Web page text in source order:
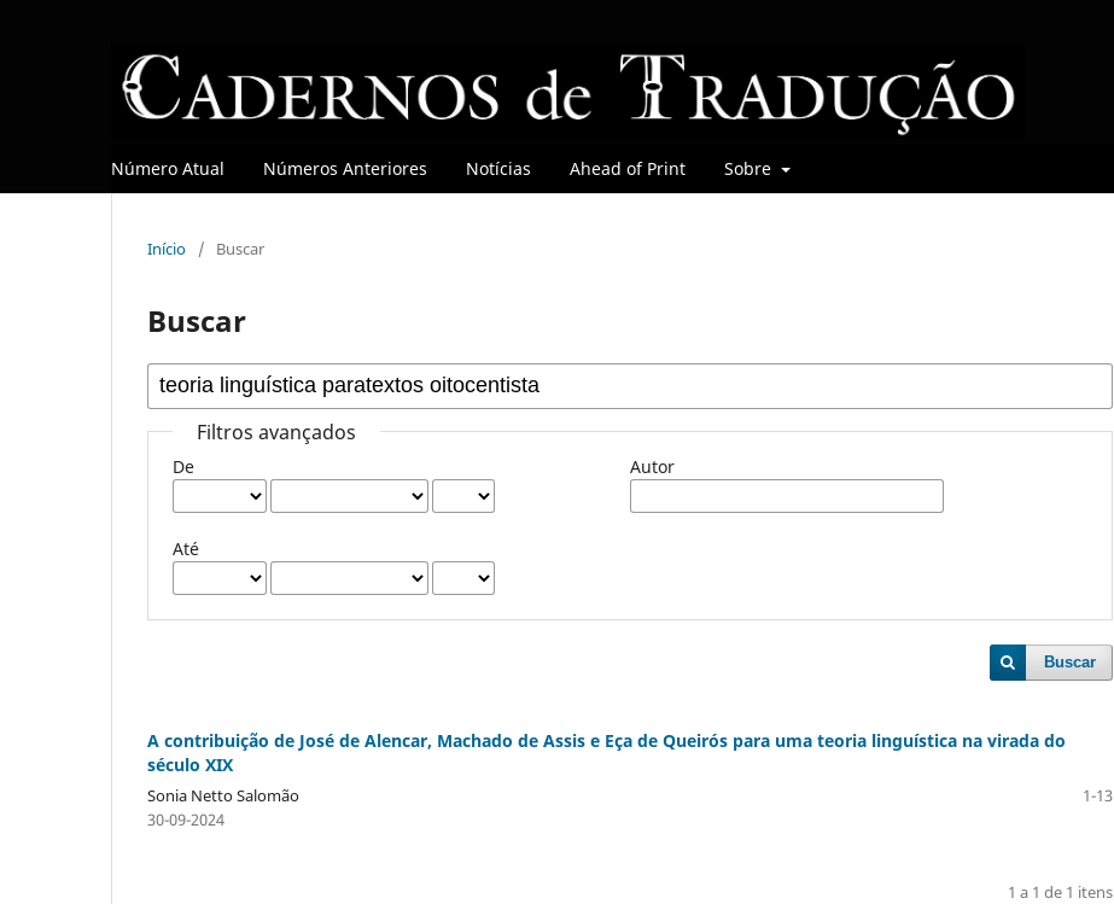
Número Atual Números Anteriores Notícias Ahead of Print Sobre
Início / Buscar
Buscar
Filtros avançados
De
Até
Autor
Buscar
A contribuição de José de Alencar, Machado de Assis e Eça de Queirós para uma teoria linguística na virada do
século XIX
Sonia Netto Salomão
1-13
30-09-2024
1 a 1 de 1 itens